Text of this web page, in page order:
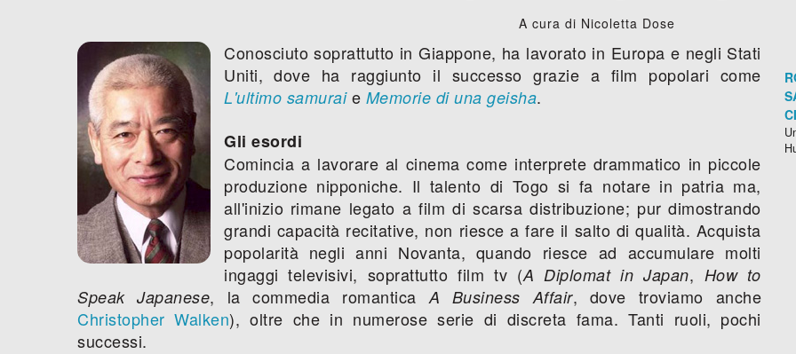
A cura di Nicoletta Dose
Conosciuto soprattutto in Giappone, ha lavorato in Europa e negli Stati
Uniti, dove ha raggiunto il successo grazie a film popolari come
L'ultimo samuraie Memorie di una geisha.
Gli esordi
Comincia a lavorare al cinema come interprete drammatico in piccole
produzione nipponiche. Il talento di Togo si fa notare in patria ma,
all'inizio rimane legato a film di scarsa distribuzione; pur dimostrando
grandi capacità recitative, non riesce a fare il salto di qualità. Acquista
popolarità negli anni Novanta, quando riesce ad accumulare molti
ingaggi televisivi, soprattutto film tv (A Diplomat in Japan, How to
Speak Japanese, la commedia romantica A Business Affair, dove troviamo anche
Christopher Walken), oltre che in numerose serie di discreta fama. Tanti ruoli, pochi
successi.